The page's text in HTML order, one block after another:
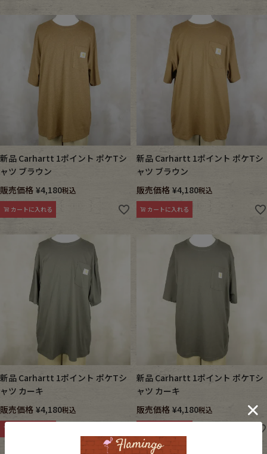
新品 Carhartt 1ポイント ポケTシ
ャツ ブラウン
販売価格 ¥4,180税込
カートに入れる
新品 Carhartt 1ポイント ポケTシ
ャツ ブラウン
販売価格 ¥4,180税込
カートに入れる
新品 Carhartt 1ポイント ポケTシ
ャツ カーキ
販売価格 ¥4,180税込
新品 Carhartt 1ポイント ポケTシ
ャツ カーキ
販売価格 ¥4,180税込